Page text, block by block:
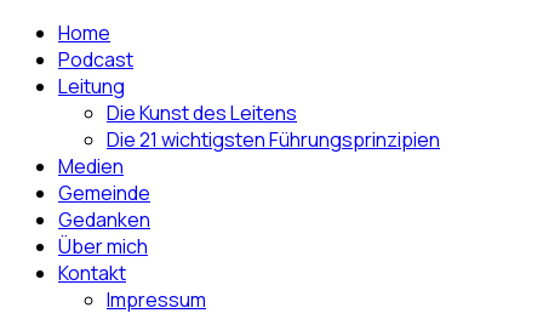
Home
Podcast
Leitung
Die Kunst des Leitens
Die 21 wichtigsten Führungsprinzipien
Medien
Gemeinde
Gedanken
Über mich
Kontakt
Impressum